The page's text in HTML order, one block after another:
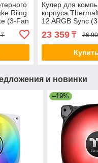
Riing
(3-Fan
F100-
₸
Кулер для
корпуса
12 ARGB Sync
Pack) White 2-
F127-PL12SW-A
23 359₸ 26
Купить
и новинки
–19%